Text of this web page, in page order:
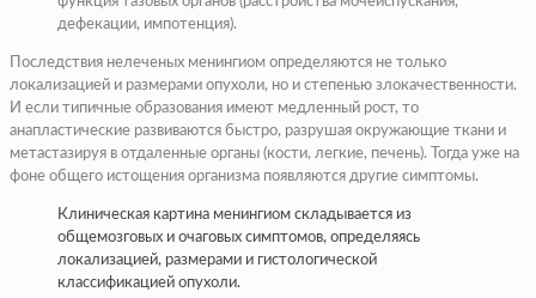
дефекации, импотенция).
Последствия нелеченых менингиом определяются не только
локализацией и размерами опухоли, но и степенью злокачественности.
И если типичные образования имеют медленный рост, то
анапластические развиваются быстро, разрушая окружающие ткани и
метастазируя в отдаленные органы (кости, легкие, печень). Тогда уже на
фоне общего истощения организма появляются другие симптомы.
Клиническая картина менингиом складывается из
общемозговых и очаговых симптомов, определяясь
локализацией, размерами и гистологической
классификацией опухоли.